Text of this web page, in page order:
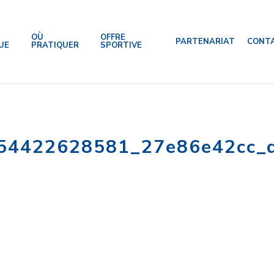
OÙ
PRATIQUER
OFFRE
SPORTIVE PARTENARIAT